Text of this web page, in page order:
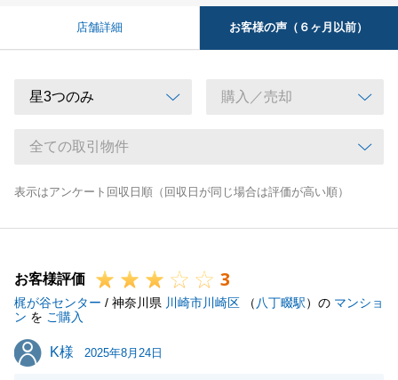
店舗詳細 お客様の声（６ヶ月以前）
表示はアンケート回収日順（回収日が同じ場合は評価が高い順）
お客様評価 3
梶が谷センター / 神奈川県 川崎市川崎区 （ 八丁畷駅）の マンショ
ン を ご購入
K様
K様 2025年8月24日